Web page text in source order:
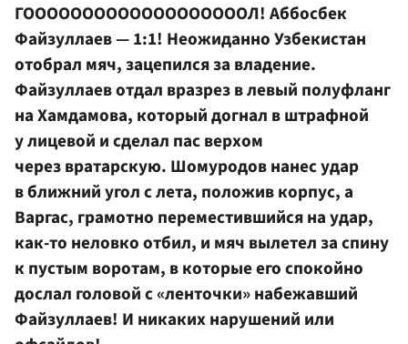
ГОООООООООООООООООООЛ! Аббосбек
Файзуллаев — 1:1! Неожиданно Узбекистан
отобрал мяч, зацепился за владение.
Файзуллаев отдал вразрез в левый полуфланг
на Хамдамова, который догнал в штрафной
у лицевой и сделал пас верхом
через вратарскую. Шомуродов нанес удар
в ближний угол с лета, положив корпус, а
Варгас, грамотно переместившийся на удар,
как-то неловко отбил, и мяч вылетел за спину
к пустым воротам, в которые его спокойно
дослал головой с «ленточки» набежавший
Файзуллаев! И никаких нарушений или